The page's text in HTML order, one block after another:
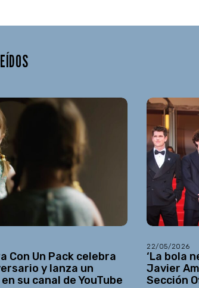
Con Un Pack celebra
y lanza un
su canal de YouTube
22/05/2026
‘La bola
Javier
Sección